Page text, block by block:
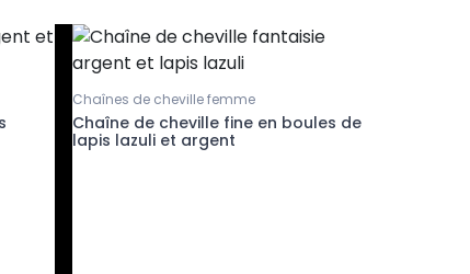
Chaînes de cheville femme
Chaîne de cheville fine en boules de
lapis lazuli et argent